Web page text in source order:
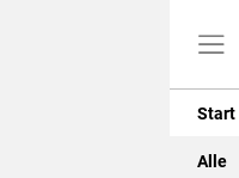
Start
Alle